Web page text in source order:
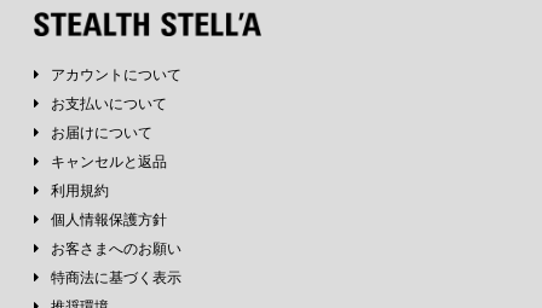
アカウントについて
お支払いについて
お届けについて
キャンセルと返品
利用規約
個人情報保護方針
お客さまへのお願い
特商法に基づく表示